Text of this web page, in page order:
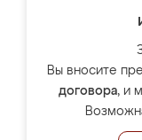
Вы вносите
договора, и